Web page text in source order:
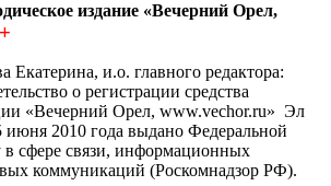
издание «Вечерний Орел,
Екатерина, и.о. главного редактора:
о регистрации средства
«Вечерний Орел, www.vechor.ru» Эл
2010 года выдано Федеральной
в сфере связи, информационных
коммуникаций (Роскомнадзор РФ).